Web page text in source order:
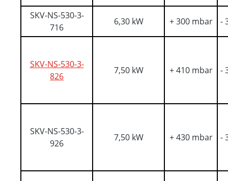
SKV-NS-530-3-
716
6,30 kW + 300 mbar -
SKV-NS-530-3-
826
7,50 kW + 410 mbar -
SKV-NS-530-3-
926
7,50 kW + 430 mbar -